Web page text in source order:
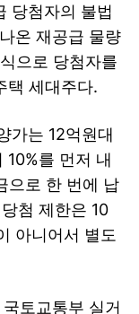
당첨자의 불법
온 재공급 물량
으로 당첨자를
택 세대주다.
가는 12억원대
10%를 먼저 내
으로 한 번에 납
첨 제한은 10
아니어서 별도
토교통부 실거